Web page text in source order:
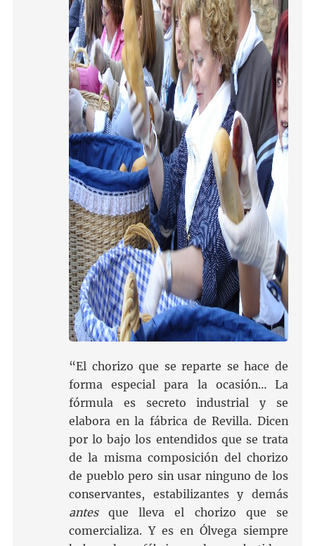
“El chorizo que se reparte se hace de
forma especial para la ocasión… La
fórmula es secreto industrial y se
elabora en la fábrica de Revilla. Dicen
por lo bajo los entendidos que se trata
de la misma composición del chorizo
de pueblo pero sin usar ninguno de los
conservantes, estabilizantes y demás
antesque lleva el chorizo que se
comercializa. Y es en Ólvega siempre